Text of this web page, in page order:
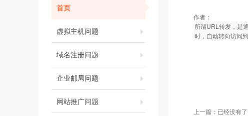
首页
虚拟主机问题
域名注册问题
企业邮局问题
网站推广问题
作者：
所谓URL转发，是
时，自动转向访问
上一篇：已经没有了